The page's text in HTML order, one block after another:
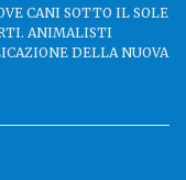
CANI SOTTO IL SOLE
ANIMALISTI
DELLA NUOVA